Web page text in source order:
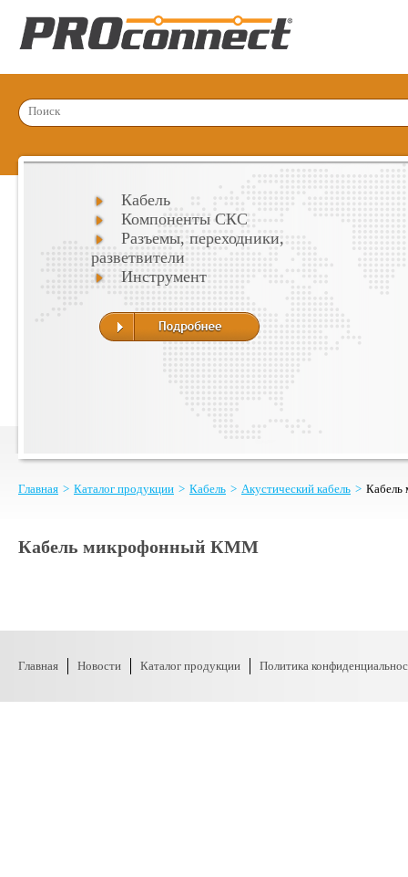
Кабель
Компоненты СКС
Разъемы, переходники,
разветвители
Инструмент
Главная > Каталог продукции > Кабель > Акустический кабель >
Кабель микрофонный КММ
Главная Новости Каталог продукции Политика